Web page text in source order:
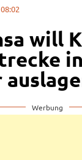
08:02
will
Werbung